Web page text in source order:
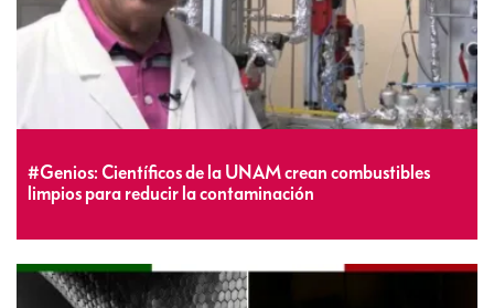
#Genios: Científicos de la UNAM crean combustibles
limpios para reducir la contaminación